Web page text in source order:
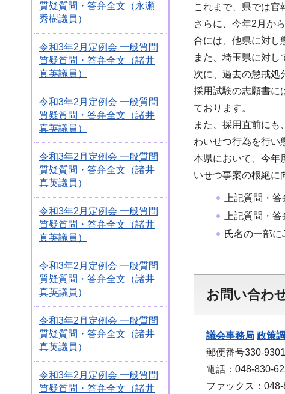
質疑質問・答弁全文（永瀬
秀樹議員）
令和3年2月定例会 一般質問
質疑質問・答弁全文（諸井
真英議員）
令和3年2月定例会 一般質問
質疑質問・答弁全文（諸井
真英議員）
令和3年2月定例会 一般質問
質疑質問・答弁全文（諸井
真英議員）
令和3年2月定例会 一般質問
質疑質問・答弁全文（諸井
真英議員）
令和3年2月定例会 一般質問
質疑質問・答弁全文（諸井
真英議員）
令和3年2月定例会 一般質問
質疑質問・答弁全文（諸井
真英議員）
令和3年2月定例会 一般質問
質疑質問・答弁全文（諸井
これまで、県では官
さらに、今年2月か
合には、他県に対し
また、埼玉県に対し
次に、過去の懲戒処
採用試験の志願書に
ております。
また、採用直前にも
わいせつ行為を行い
本県において、今年
いせつ事案の根絶に
上記質問・
上記質問・
氏名の一部
お問い合わ
議会事務局 政策
郵便番号330-
電話：048-830-
ファックス：